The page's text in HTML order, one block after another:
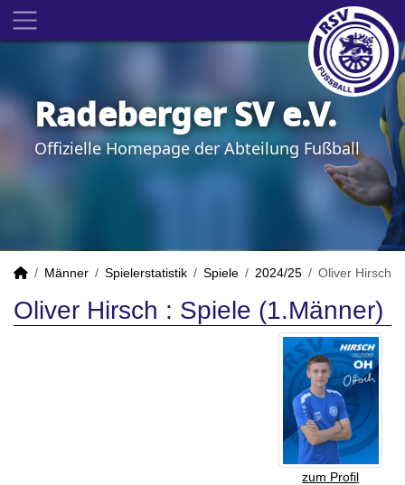
Radeberger SV e.V.
Offizielle Homepage der Abteilung Fußball
Männer Spielerstatistik Spiele 2024/25 Oliver Hirsch
Oliver Hirsch : Spiele (1.Männer)
zum Profil